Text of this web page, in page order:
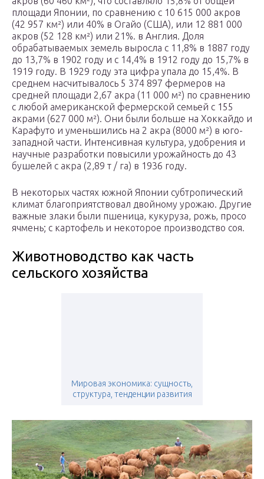
площади Японии, по сравнению с 10 615 000 акров
(42 957 км²) или 40% в Огайо (США), или 12 881 000
акров (52 128 км²) или 21%. в Англия. Доля
обрабатываемых земель выросла с 11,8% в 1887 году
до 13,7% в 1902 году и с 14,4% в 1912 году до 15,7% в
1919 году. В 1929 году эта цифра упала до 15,4%. В
среднем насчитывалось 5 374 897 фермеров на
средней площади 2,67 акра (11 000 м²) по сравнению
с любой американской фермерской семьей с 155
акрами (627 000 м²). Они были больше на Хоккайдо и
Карафуто и уменьшились на 2 акра (8000 м²) в юго-
западной части. Интенсивная культура, удобрения и
научные разработки повысили урожайность до 43
бушелей с акра (2,89 т / га) в 1936 году.
В некоторых частях южной Японии субтропический
климат благоприятствовал двойному урожаю. Другие
важные злаки были пшеница, кукуруза, рожь, просо
ячмень; с картофель и некоторое производство соя.
Животноводство как часть
сельского хозяйства
Мировая экономика: сущность,
структура, тенденции развития